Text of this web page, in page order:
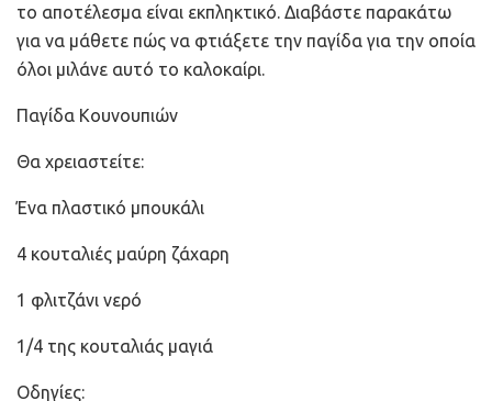
το αποτέλεσμα είναι εκπληκτικό. Διαβάστε παρακάτω
για να μάθετε πώς να φτιάξετε την παγίδα για την οποία
όλοι μιλάνε αυτό το καλοκαίρι.
Παγίδα Κουνουπιών
Θα χρειαστείτε:
Ένα πλαστικό μπουκάλι
4 κουταλιές μαύρη ζάχαρη
1 φλιτζάνι νερό
1/4 της κουταλιάς μαγιά
Οδηγίες: